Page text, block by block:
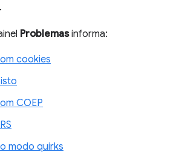
.
Problemasinforma:
cookies
COEP
modo quirks